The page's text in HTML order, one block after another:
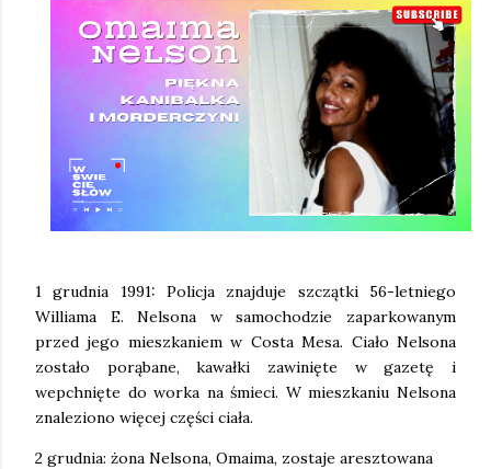
1 grudnia 1991: Policja znajduje szczątki 56-letniego
Williama E. Nelsona w samochodzie zaparkowanym
przed jego mieszkaniem w Costa Mesa. Ciało Nelsona
zostało porąbane, kawałki zawinięte w gazetę i
wepchnięte do worka na śmieci. W mieszkaniu Nelsona
znaleziono więcej części ciała.
2 grudnia: żona Nelsona, Omaima, zostaje aresztowana